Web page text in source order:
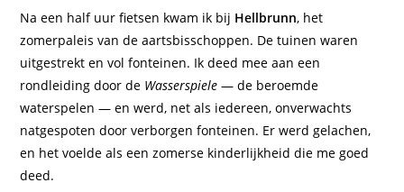
Na een half uur fietsen kwam ik bij Hellbrunn, het
zomerpaleis van de aartsbisschoppen. De tuinen waren
uitgestrekt en vol fonteinen. Ik deed mee aan een
rondleiding door de Wasserspiele — de beroemde
waterspelen — en werd, net als iedereen, onverwachts
natgespoten door verborgen fonteinen. Er werd gelachen,
en het voelde als een zomerse kinderlijkheid die me goed
deed.